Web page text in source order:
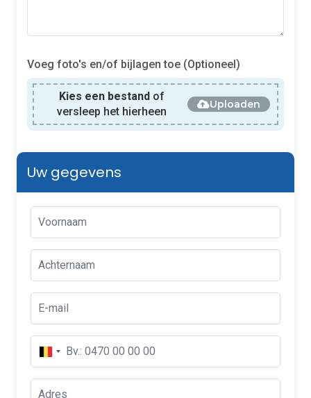
Voeg foto's en/of bijlagen toe (Optioneel)
Kies een bestand of
versleep het hierheen
Uploaden
Uw gegevens